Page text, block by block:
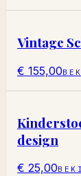
Vintage
€ 155,00
design
€ 25,00